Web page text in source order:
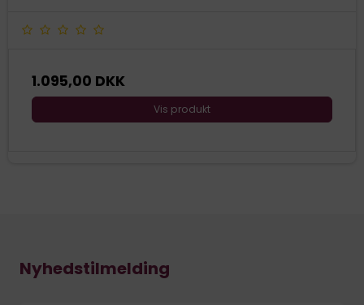
1.095,00 DKK
Vis produkt
Nyhedstilmelding